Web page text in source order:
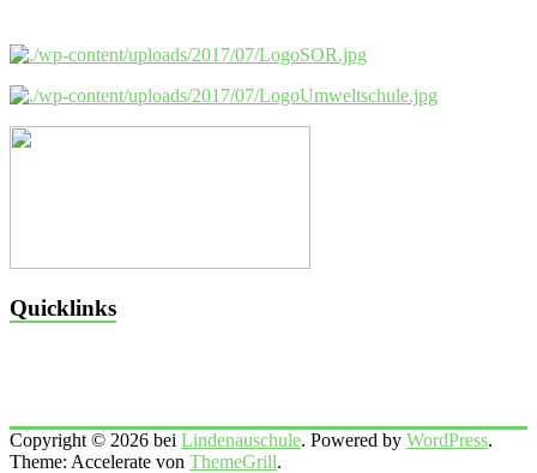
Quicklinks
Copyright © 2026 bei Lindenauschule. Powered by WordPress.
Theme: Accelerate von ThemeGrill.